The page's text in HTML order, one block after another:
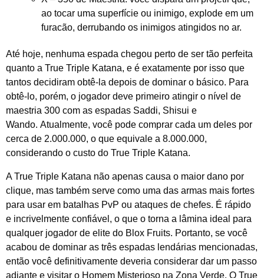
ao tocar uma superfície ou inimigo, explode em um
furacão, derrubando os inimigos atingidos no ar.
Até hoje, nenhuma espada chegou perto de ser tão perfeita
quanto a True Triple Katana, e é exatamente por isso que
tantos decidiram obtê-la depois de dominar o básico. Para
obtê-lo, porém, o jogador deve primeiro atingir o nível de
maestria 300 com as espadas Saddi, Shisui e
Wando. Atualmente, você pode comprar cada um deles por
cerca de 2.000.000, o que equivale a 8.000.000,
considerando o custo do True Triple Katana.
A True Triple Katana não apenas causa o maior dano por
clique, mas também serve como uma das armas mais fortes
para usar em batalhas PvP ou ataques de chefes. É rápido
e incrivelmente confiável, o que o torna a lâmina ideal para
qualquer jogador de elite do Blox Fruits. Portanto, se você
acabou de dominar as três espadas lendárias mencionadas,
então você definitivamente deveria considerar dar um passo
adiante e visitar o Homem Misterioso na Zona Verde. O True